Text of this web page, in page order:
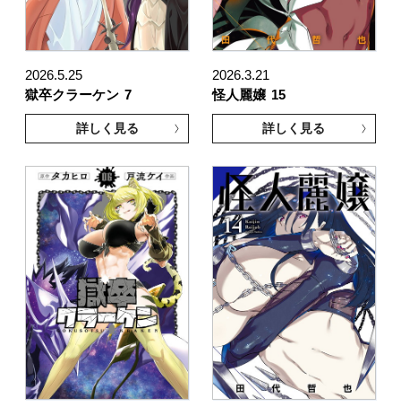
2026.5.25
獄卒クラーケン 7
詳しく見る
2026.3.21
怪人麗嬢 15
詳しく見る